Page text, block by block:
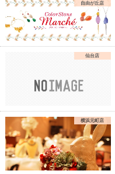
自由が丘店
仙台店
横浜元町店